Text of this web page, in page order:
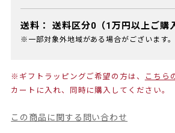
送料： 送料区分0（1万円以上ご購
※一部対象外地域がある場合がございます。
※ギフトラッピングご希望の方は、 こちら
カートに入れ、同時に購入してください。
この商品に関する問い合わせ